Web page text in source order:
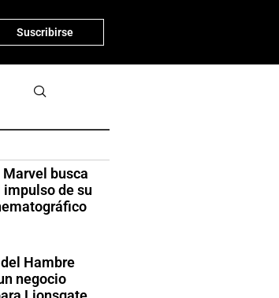
Suscribirse
Marvel busca
impulso de su
Hambre
negocio